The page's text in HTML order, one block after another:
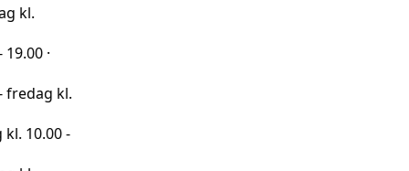
kl.
-